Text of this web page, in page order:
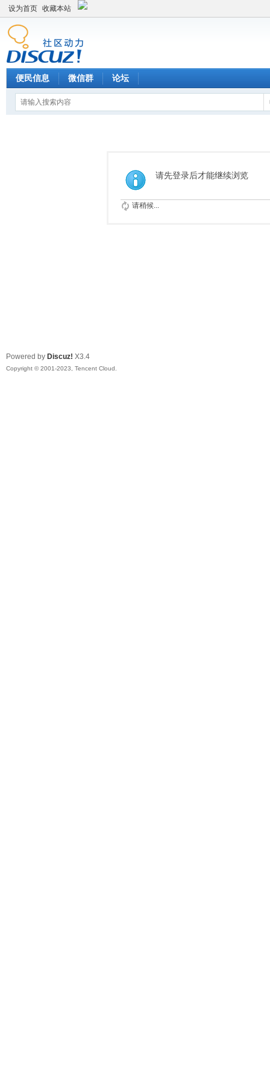
设为首页 收藏本站
便民信息 微信群 论坛
请先登录后才能继续浏览
请稍候...
Powered by Discuz! X3.4
Copyright © 2001-2023, Tencent Cloud.